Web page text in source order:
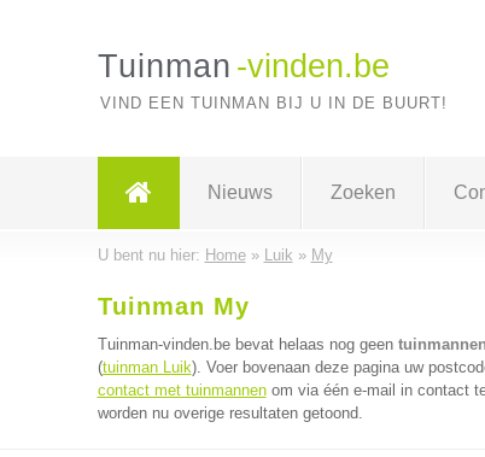
Tuinman -vinden.be
VIND EEN TUINMAN BIJ U IN DE BUURT!
Nieuws Zoeken
U bent nu hier: Home» Luik » My
Tuinman My
Tuinman-vinden.be bevat helaas nog geen
(tuinman Luik). Voer bovenaan deze pagina uw
contact met tuinmannenom via één e-mail in contact
worden nu overige resultaten getoond.